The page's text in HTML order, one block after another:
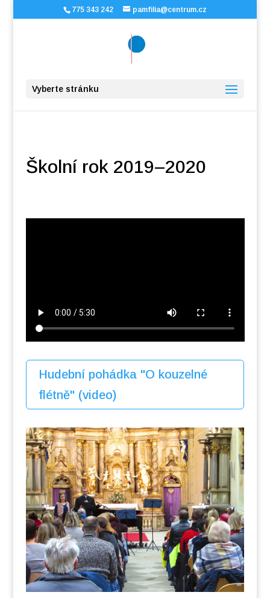
775 343 242 pamfilia@centrum.cz
Vyberte stránku
Školní rok 2019–2020
Hudební pohádka "O kouzelné
flétně" (video)